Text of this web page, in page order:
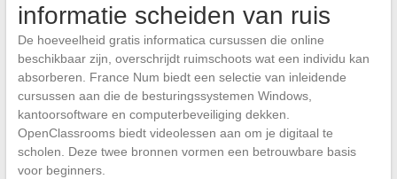
informatie scheiden van ruis
De hoeveelheid gratis informatica cursussen die online
beschikbaar zijn, overschrijdt ruimschoots wat een individu kan
absorberen. France Num biedt een selectie van inleidende
cursussen aan die de besturingssystemen Windows,
kantoorsoftware en computerbeveiliging dekken.
OpenClassrooms biedt videolessen aan om je digitaal te
scholen. Deze twee bronnen vormen een betrouwbare basis
voor beginners.